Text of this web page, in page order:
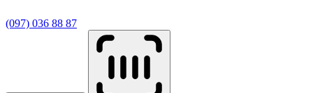
(097) 036 88 87